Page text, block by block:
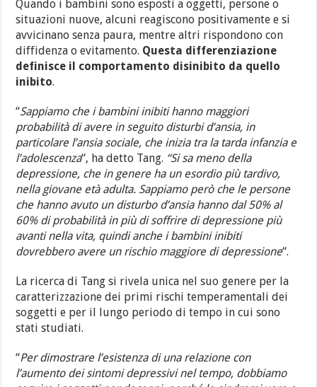
Quando i bambini sono esposti a oggetti, persone o
situazioni nuove, alcuni reagiscono positivamente e si
avvicinano senza paura, mentre altri rispondono con
diffidenza o evitamento. Questa differenziazione
definisce il comportamento disinibito da quello
inibito.
“Sappiamo che i bambini inibiti hanno maggiori
probabilità di avere in seguito disturbi d’ansia, in
particolare l’ansia sociale, che inizia tra la tarda infanzia e
l’adolescenza“, ha detto Tang. “Si sa meno della
depressione, che in genere ha un esordio più tardivo,
nella giovane età adulta. Sappiamo però che le persone
che hanno avuto un disturbo d’ansia hanno dal 50% al
60% di probabilità in più di soffrire di depressione più
avanti nella vita, quindi anche i bambini inibiti
dovrebbero avere un rischio maggiore di depressione“.
La ricerca di Tang si rivela unica nel suo genere per la
caratterizzazione dei primi rischi temperamentali dei
soggetti e per il lungo periodo di tempo in cui sono
stati studiati.
“Per dimostrare l’esistenza di una relazione con
l’aumento dei sintomi depressivi nel tempo, dobbiamo